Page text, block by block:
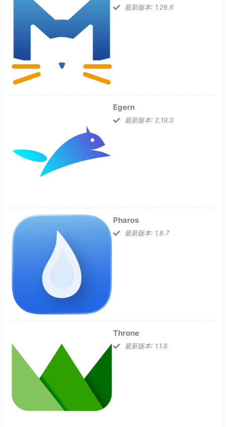
最新版本: 1.26.6
Egern
最新版本: 2.19.0
Pharos
最新版本: 1.8.7
Throne
最新版本: 1.1.6